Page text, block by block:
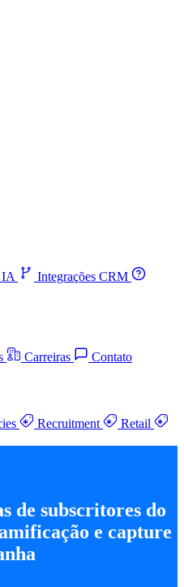
IA
Integrações CRM
Carreiras Contato
Recruitment
Retail
de subscritores do
e capture